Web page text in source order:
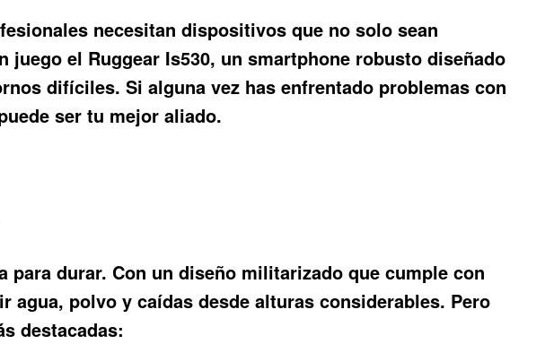
necesitan dispositivos que no solo sean
juego el Ruggear Is530, un smartphone robusto diseñado
difíciles. Si alguna vez has enfrentado problemas con
ser tu mejor aliado.
durar. Con un diseño militarizado que cumple con
polvo y caídas desde alturas considerables. Pero
destacadas: